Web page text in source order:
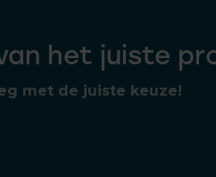
het juiste
met de juiste keuze!